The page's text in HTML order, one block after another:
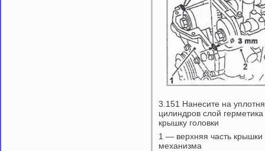
3.151 Нанесите на
цилиндров слой
крышку головки
1 — верхняя часть крышки
механизма